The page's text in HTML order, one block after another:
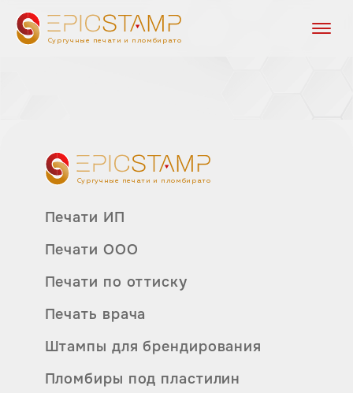
Сургучные печати и пломбираторы
Сургучные печати и пломбираторы
Печати ИП
Печати ООО
Печати по оттиску
Печать врача
Пломбиры под пластилин
Штампы для брендирования